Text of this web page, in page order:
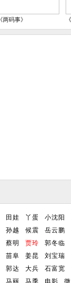
《两码事》
田娃 丫蛋
小沈阳
孙越 候震
岳云鹏
蔡明 贾玲
郭冬临
苗阜 姜昆
刘宝瑞
郭达 大兵
石富宽
马丽 马季 电影